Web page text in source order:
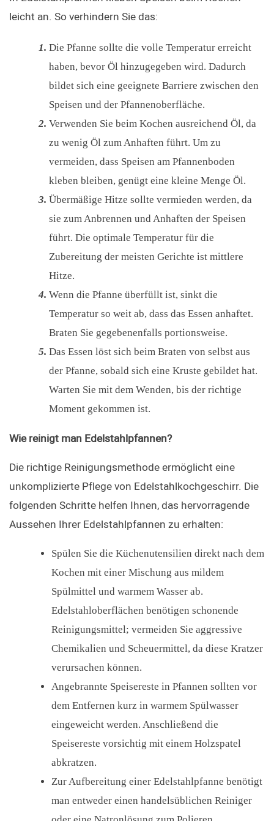
leicht an. So verhindern Sie das:
Die Pfanne sollte die volle Temperatur erreicht
haben, bevor Öl hinzugegeben wird. Dadurch
bildet sich eine geeignete Barriere zwischen den
Speisen und der Pfannenoberfläche.
Verwenden Sie beim Kochen ausreichend Öl, da
zu wenig Öl zum Anhaften führt. Um zu
vermeiden, dass Speisen am Pfannenboden
kleben bleiben, genügt eine kleine Menge Öl.
Übermäßige Hitze sollte vermieden werden, da
sie zum Anbrennen und Anhaften der Speisen
führt. Die optimale Temperatur für die
Zubereitung der meisten Gerichte ist mittlere
Hitze.
Wenn die Pfanne überfüllt ist, sinkt die
Temperatur so weit ab, dass das Essen anhaftet.
Braten Sie gegebenenfalls portionsweise.
Das Essen löst sich beim Braten von selbst aus
der Pfanne, sobald sich eine Kruste gebildet hat.
Warten Sie mit dem Wenden, bis der richtige
Moment gekommen ist.
Wie reinigt man Edelstahlpfannen?
Die richtige Reinigungsmethode ermöglicht eine
unkomplizierte Pflege von Edelstahlkochgeschirr. Die
folgenden Schritte helfen Ihnen, das hervorragende
Aussehen Ihrer Edelstahlpfannen zu erhalten:
Spülen Sie die Küchenutensilien direkt nach dem
Kochen mit einer Mischung aus mildem
Spülmittel und warmem Wasser ab.
Edelstahloberflächen benötigen schonende
Reinigungsmittel; vermeiden Sie aggressive
Chemikalien und Scheuermittel, da diese Kratzer
verursachen können.
Angebrannte Speisereste in Pfannen sollten vor
dem Entfernen kurz in warmem Spülwasser
eingeweicht werden. Anschließend die
Speisereste vorsichtig mit einem Holzspatel
abkratzen.
Zur Aufbereitung einer Edelstahlpfanne benötigt
man entweder einen handelsüblichen Reiniger